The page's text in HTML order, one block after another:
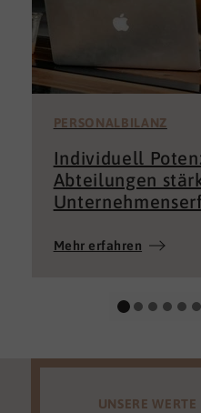
PERSONALBILANZ
Individuell
Abteilungen
Mehr erfahren
UNSERE WERTE